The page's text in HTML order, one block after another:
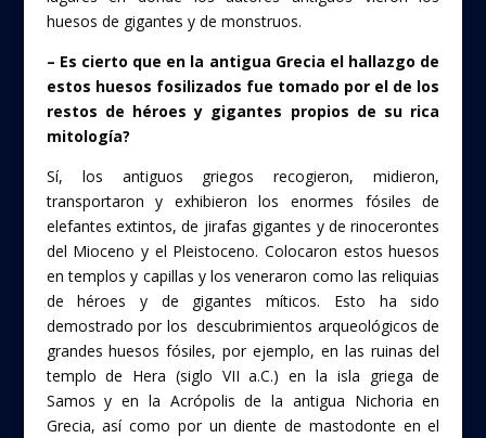
huesos de gigantes y de monstruos.
– Es cierto que en la antigua Grecia el hallazgo de
estos huesos fosilizados fue tomado por el de los
restos de héroes y gigantes propios de su rica
mitología?
Sí, los antiguos griegos recogieron, midieron,
transportaron y exhibieron los enormes fósiles de
elefantes extintos, de jirafas gigantes y de rinocerontes
del Mioceno y el Pleistoceno. Colocaron estos huesos
en templos y capillas y los veneraron como las reliquias
de héroes y de gigantes míticos. Esto ha sido
demostrado por los descubrimientos arqueológicos de
grandes huesos fósiles, por ejemplo, en las ruinas del
templo de Hera (siglo VII a.C.) en la isla griega de
Samos y en la Acrópolis de la antigua Nichoria en
Grecia, así como por un diente de mastodonte en el